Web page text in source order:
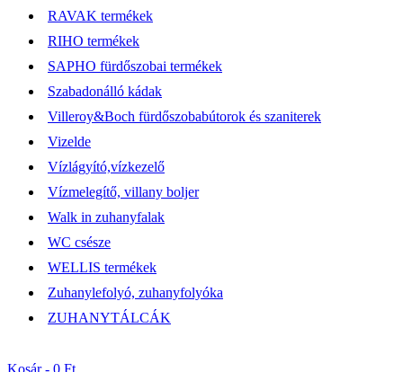
RAVAK termékek
RIHO termékek
SAPHO fürdőszobai termékek
Szabadonálló kádak
Villeroy&Boch fürdőszobabútorok és szaniterek
Vizelde
Vízlágyító,vízkezelő
Vízmelegítő, villany boljer
Walk in zuhanyfalak
WC csésze
WELLIS termékek
Zuhanylefolyó, zuhanyfolyóka
ZUHANYTÁLCÁK